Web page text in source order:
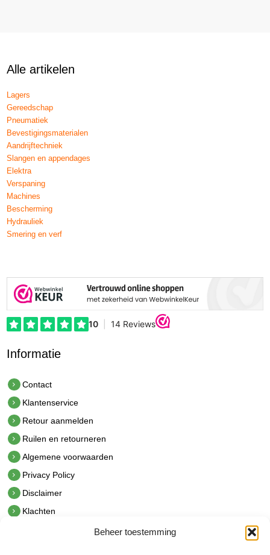
Beheer toestemming
Alle artikelen
Lagers
Gereedschap
Pneumatiek
Bevestigingsmaterialen
Aandrijftechniek
Slangen en appendages
Elektra
Verspaning
Machines
Bescherming
Hydrauliek
Smering en verf
Informatie
Contact
Klantenservice
Retour aanmelden
Ruilen en retourneren
Algemene voorwaarden
Privacy Policy
Disclaimer
Klachten